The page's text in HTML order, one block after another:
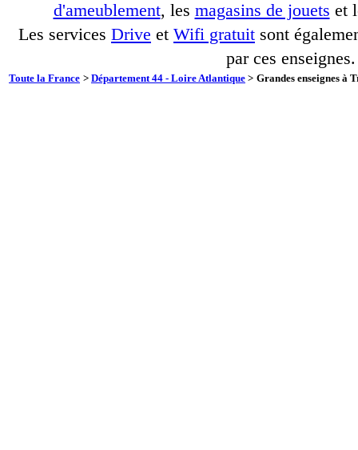
d'ameublement, les magasins de jouets et
Les services Drive et Wifi gratuit sont
par ces enseignes.
Toute la France > Département 44 - Loire Atlantique > Grandes enseignes à